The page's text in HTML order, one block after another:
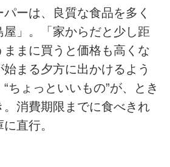
ーは、良質な食品を多く
」。「家からだと少し距
まに買うと価格も高くな
まる夕方に出かけるよう
ちょっといいもの”が、とき
。消費期限までに食べきれ
直行。